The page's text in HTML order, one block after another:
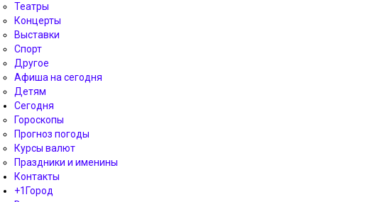
Театры
Концерты
Выставки
Спорт
Другое
Афиша на сегодня
Детям
Сегодня
Гороскопы
Прогноз погоды
Курсы валют
Праздники и именины
Контакты
+1Город